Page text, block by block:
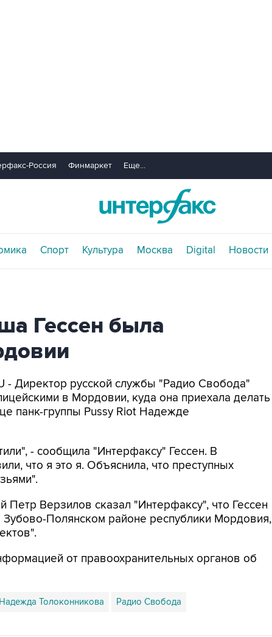
Россия Финмаркет Еще...
Спорт Культура Москва Digital Новости
Гессен была
- Директор русской службы "Радио Свобода"
в Мордовии, куда она приехала делать
панк-группы Pussy Riot Надежде
- сообщила "Интерфаксу" Гессен. В
что я это я. Объяснила, что преступных
Петр Верзилов сказал "Интерфаксу", что Гессен
Полянском районе республики Мордовия,
от правоохранительных органов об
Надежда Толоконникова Радио Свобода